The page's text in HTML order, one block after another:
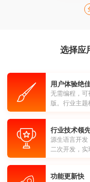
选择应
用户体验绝
无需编程，
版。行业主
行业技术领
源生语言开发
二次开发，实
功能更新快